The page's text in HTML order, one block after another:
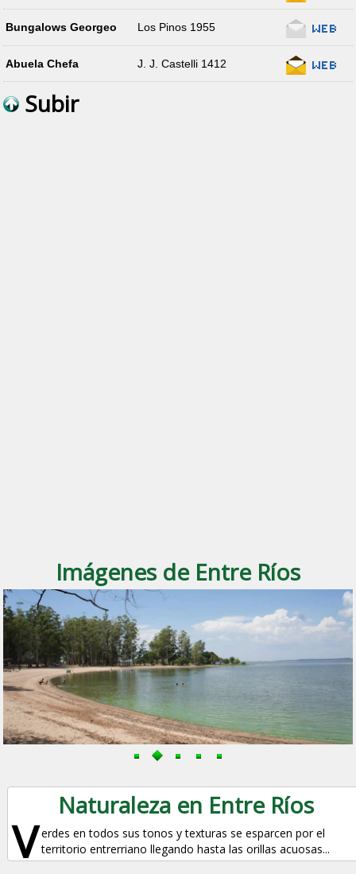
Bungalows Georgeo Los Pinos 1955
Abuela Chefa J. J. Castelli 1412
Subir
Imágenes de Entre Ríos
Naturaleza en Entre Ríos
V erdes en todos sus tonos y texturas se esparcen por el
territorio entrerriano llegando hasta las orillas acuosas...